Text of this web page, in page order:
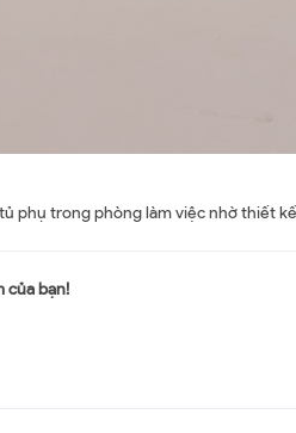
phụ trong phòng làm việc nhờ thiết
của bạn!